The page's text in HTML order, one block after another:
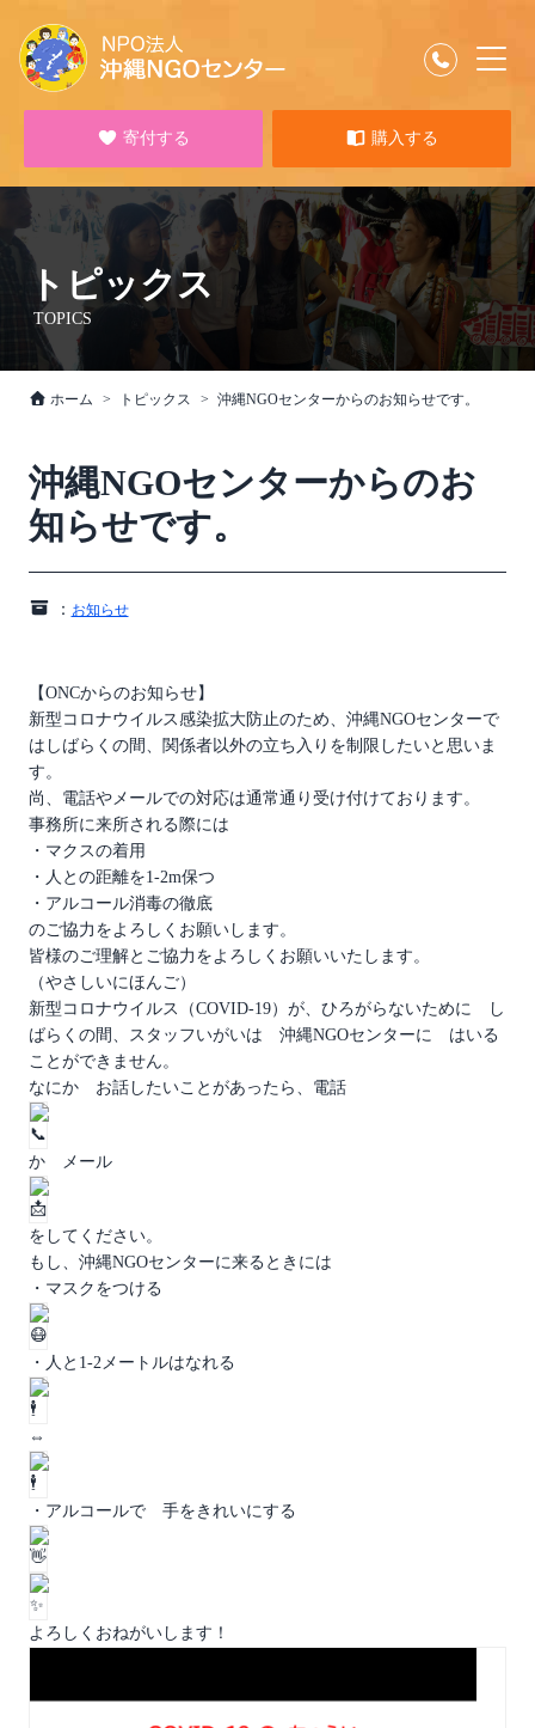
寄付する 購入する
トピックス
TOPICS
ホーム トピックス 沖縄NGOセンターからのお知らせです。
沖縄NGOセンターからのお
知らせです。
： お知らせ
【ONCからのお知らせ】
新型コロナウイルス感染拡大防止のため、沖縄NGOセンターで
はしばらくの間、関係者以外の立ち入りを制限したいと思いま
す。
尚、電話やメールでの対応は通常通り受け付けております。
事務所に来所される際には
・マクスの着用
・人との距離を1-2m保つ
・アルコール消毒の徹底
のご協力をよろしくお願いします。
皆様のご理解とご協力をよろしくお願いいたします。
（やさしいにほんご）
新型コロナウイルス（COVID-19）が、ひろがらないために し
ばらくの間、スタッフいがいは 沖縄NGOセンターに はいる
ことができません。
なにか お話したいことがあったら、電話
か メール
をしてください。
もし、沖縄NGOセンターに来るときには
・マスクをつける
・人と1-2メートルはなれる
⇔
・アルコールで 手をきれいにする
よろしくおねがいします！